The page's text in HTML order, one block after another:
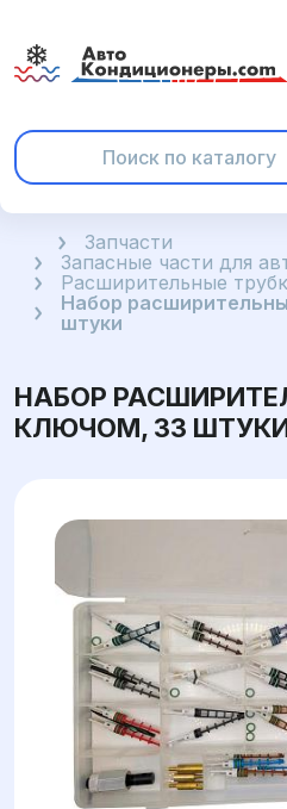
ГлавнаяЗапчасти
Запасные части для
Расширительные
Набор
штуки
НАБОР
КЛЮЧОМ, 33